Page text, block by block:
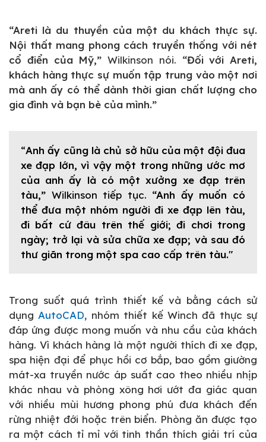
“Areti là du thuyền của một du khách thực sự.
Nội thất mang phong cách truyền thống với nét
cổ điển của Mỹ,” Wilkinson nói. “Đối với Areti,
khách hàng thực sự muốn tập trung vào một nơi
mà anh ấy có thể dành thời gian chất lượng cho
gia đình và bạn bè của mình.”
“Anh ấy cũng là chủ sở hữu của một đội đua
xe đạp lớn, vì vậy một trong những ước mơ
của anh ấy là có một xưởng xe đạp trên
tàu,” Wilkinson tiếp tục. “Anh ấy muốn có
thể đưa một nhóm người đi xe đạp lên tàu,
đi bất cứ đâu trên thế giới; đi chơi trong
ngày; trở lại và sửa chữa xe đạp; và sau đó
thư giãn trong một spa cao cấp trên tàu."
Trong suốt quá trình thiết kế và bằng cách sử
dụngAutoCAD, nhóm thiết kế Winch đã thực sự
đáp ứng được mong muốn và nhu cầu của khách
hàng. Vì khách hàng là một người thích đi xe đạp,
spa hiện đại để phục hồi cơ bắp, bao gồm giường
mát-xa truyền nước áp suất cao theo nhiều nhịp
khác nhau và phòng xông hơi ướt đa giác quan
với nhiều mùi hương phong phú đưa khách đến
rừng nhiệt đới hoặc trên biển. Phòng ăn được tạo
ra một cách tỉ mỉ với tinh thần thích giải trí của